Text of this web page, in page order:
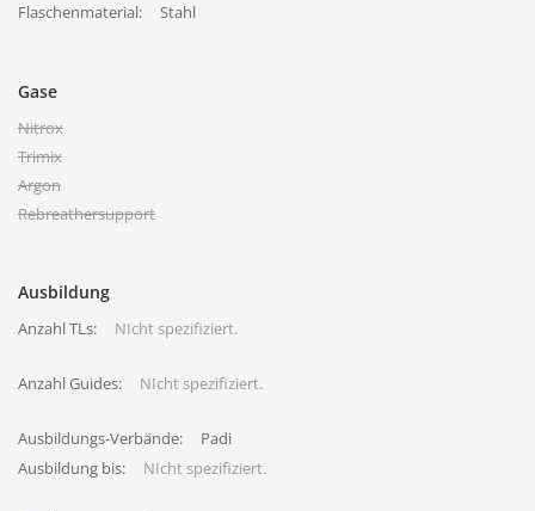
Flaschenmaterial:
Stahl
Gase
Nitrox
Trimix
Argon
Rebreathersupport
Ausbildung
Anzahl TLs: NIcht spezifiziert.
Anzahl Guides: NIcht spezifiziert.
Ausbildungs-Verbände:
Padi
Ausbildung bis:
NIcht spezifiziert.